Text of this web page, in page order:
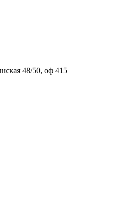
48/50, оф 415